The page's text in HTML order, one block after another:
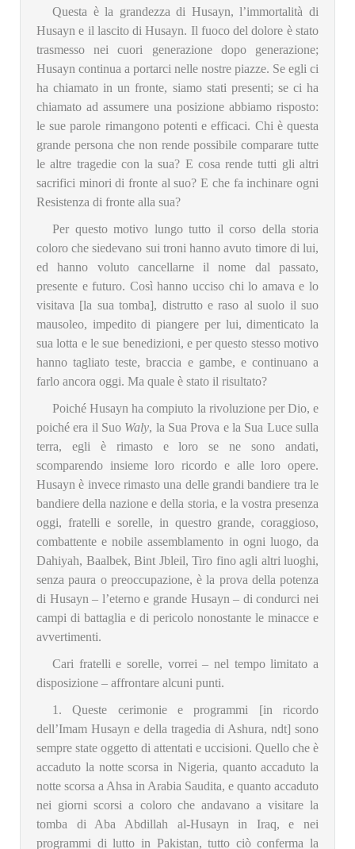
Questa è la grandezza di Husayn, l’immortalità di
Husayn e il lascito di Husayn. Il fuoco del dolore è stato
trasmesso nei cuori generazione dopo generazione;
Husayn continua a portarci nelle nostre piazze. Se egli ci
ha chiamato in un fronte, siamo stati presenti; se ci ha
chiamato ad assumere una posizione abbiamo risposto:
le sue parole rimangono potenti e efficaci. Chi è questa
grande persona che non rende possibile comparare tutte
le altre tragedie con la sua? E cosa rende tutti gli altri
sacrifici minori di fronte al suo? E che fa inchinare ogni
Resistenza di fronte alla sua?
Per questo motivo lungo tutto il corso della storia
coloro che siedevano sui troni hanno avuto timore di lui,
ed hanno voluto cancellarne il nome dal passato,
presente e futuro. Così hanno ucciso chi lo amava e lo
visitava [la sua tomba], distrutto e raso al suolo il suo
mausoleo, impedito di piangere per lui, dimenticato la
sua lotta e le sue benedizioni, e per questo stesso motivo
hanno tagliato teste, braccia e gambe, e continuano a
farlo ancora oggi. Ma quale è stato il risultato?
Poiché Husayn ha compiuto la rivoluzione per Dio, e
poiché era il Suo Waly, la Sua Prova e la Sua Luce sulla
terra, egli è rimasto e loro se ne sono andati,
scomparendo insieme loro ricordo e alle loro opere.
Husayn è invece rimasto una delle grandi bandiere tra le
bandiere della nazione e della storia, e la vostra presenza
oggi, fratelli e sorelle, in questro grande, coraggioso,
combattente e nobile assemblamento in ogni luogo, da
Dahiyah, Baalbek, Bint Jbleil, Tiro fino agli altri luoghi,
senza paura o preoccupazione, è la prova della potenza
di Husayn – l’eterno e grande Husayn – di condurci nei
campi di battaglia e di pericolo nonostante le minacce e
avvertimenti.
Cari fratelli e sorelle, vorrei – nel tempo limitato a
disposizione – affrontare alcuni punti.
1. Queste cerimonie e programmi [in ricordo
dell’Imam Husayn e della tragedia di Ashura, ndt] sono
sempre state oggetto di attentati e uccisioni. Quello che è
accaduto la notte scorsa in Nigeria, quanto accaduto la
notte scorsa a Ahsa in Arabia Saudita, e quanto accaduto
nei giorni scorsi a coloro che andavano a visitare la
tomba di Aba Abdillah al-Husayn in Iraq, e nei
programmi di lutto in Pakistan, tutto ciò conferma la